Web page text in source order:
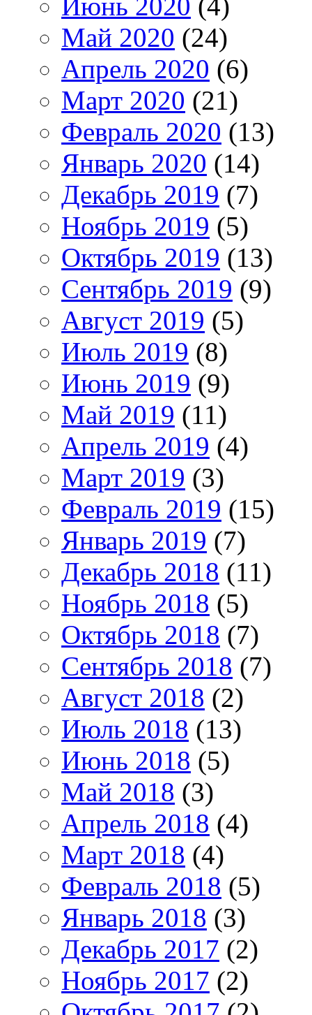
Май 2020 (24)
Апрель 2020 (6)
Март 2020 (21)
Февраль 2020 (13)
Январь 2020 (14)
Декабрь 2019 (7)
Ноябрь 2019 (5)
Октябрь 2019 (13)
Сентябрь 2019 (9)
Август 2019 (5)
Июль 2019 (8)
Июнь 2019 (9)
Май 2019 (11)
Апрель 2019 (4)
Март 2019 (3)
Февраль 2019 (15)
Январь 2019 (7)
Декабрь 2018 (11)
Ноябрь 2018 (5)
Октябрь 2018 (7)
Сентябрь 2018 (7)
Август 2018 (2)
Июль 2018 (13)
Июнь 2018 (5)
Май 2018 (3)
Апрель 2018 (4)
Март 2018 (4)
Февраль 2018 (5)
Январь 2018 (3)
Декабрь 2017 (2)
Ноябрь 2017 (2)